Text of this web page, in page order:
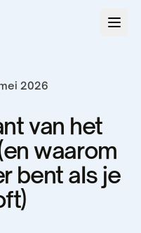
2026
van het
waarom
bent als je